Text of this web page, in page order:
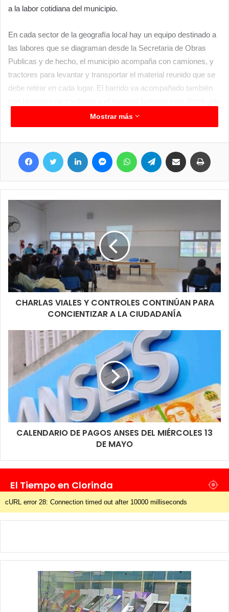
a la labor cotidiana del municipio.
En cada sector de la geografía local hay un equipo destinado a
las labores que se diagraman desde la Secretaria de Obras
Publicas y de hecho, el municipio acompaña con camiones, y
tractores para levantar y transportar el material reunido que se
debe retirar en cada lugar. El barrido va acompañado también
de acuerdo al sector específico que se debe cumplir en cada
jornada.
Mostrar más
CHARLAS VIALES Y CONTROLES CONTINÚAN PARA
CONCIENTIZAR A LA CIUDADANÍA
CALENDARIO DE PAGOS ANSES DEL MIÉRCOLES 13
DE MAYO
El Tiempo en Clorinda
cURL error 28: Connection timed out after 10000 milliseconds